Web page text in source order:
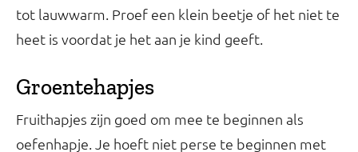
tot lauwwarm. Proef een klein beetje of het niet te
heet is voordat je het aan je kind geeft.
Groentehapjes
Fruithapjes zijn goed om mee te beginnen als
oefenhapje. Je hoeft niet perse te beginnen met